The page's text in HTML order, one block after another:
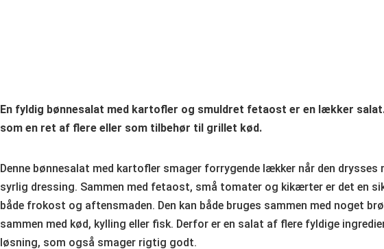
En fyldig bønnesalat med kartofler og smuldret fetaost er en lækker
som en ret af flere eller som tilbehør til grillet kød.
Denne bønnesalat med kartofler smager forrygende lækker når den drysses
syrlig dressing. Sammen med fetaost, små tomater og kikærter er det en
både frokost og aftensmaden. Den kan både bruges sammen med noget
sammen med kød, kylling eller fisk. Derfor er en salat af flere fyldige
løsning, som også smager rigtig godt.